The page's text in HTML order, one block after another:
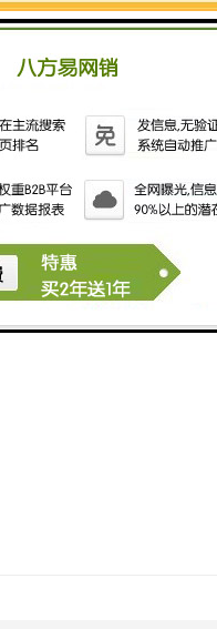
键面板适用于多种S7系列
、OP 77B等。
势、的保和大量的库存供
如需了解多详情，请参阅